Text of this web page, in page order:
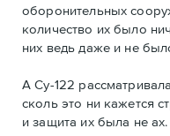
оборонительных
количество их было
них ведь даже и не
А Су-122
сколь это ни кажется
и защита их была не ах.